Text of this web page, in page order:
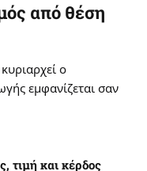
από θέση
ο
εμφανίζεται σαν
τιμή και κέρδος